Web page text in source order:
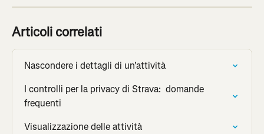
Articoli correlati
Nascondere i dettagli di un'attività
I controlli per la privacy di Strava:  domande
frequenti
Visualizzazione delle attività